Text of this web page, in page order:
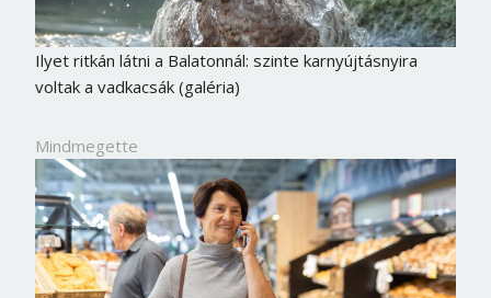
Ilyet ritkán látni a Balatonnál: szinte karnyújtásnyira
voltak a vadkacsák (galéria)
Mindmegette